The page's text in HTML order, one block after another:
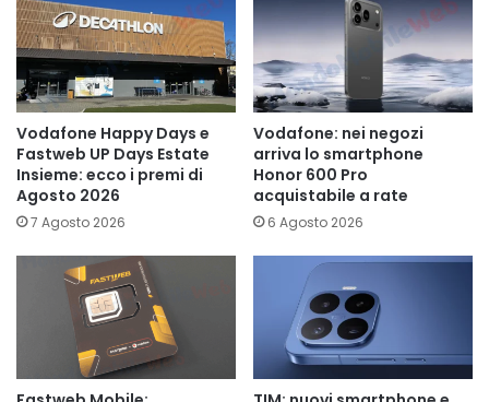
Vodafone Happy Days e
Fastweb UP Days Estate
Insieme: ecco i premi di
Agosto 2026
7 Agosto 2026
Vodafone: nei negozi
arriva lo smartphone
Honor 600 Pro
acquistabile a rate
6 Agosto 2026